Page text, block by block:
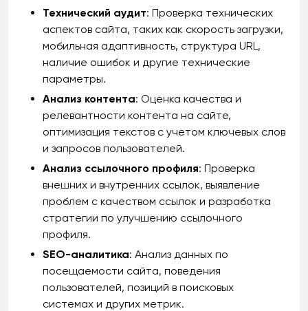
Технический аудит: Проверка технических
аспектов сайта, таких как скорость загрузки,
мобильная адаптивность, структура URL,
наличие ошибок и другие технические
параметры.
Анализ контента: Оценка качества и
релевантности контента на сайте,
оптимизация текстов с учетом ключевых слов
и запросов пользователей.
Анализ ссылочного профиля: Проверка
внешних и внутренних ссылок, выявление
проблем с качеством ссылок и разработка
стратегии по улучшению ссылочного
профиля.
SEO-аналитика: Анализ данных по
посещаемости сайта, поведения
пользователей, позиций в поисковых
системах и других метрик.